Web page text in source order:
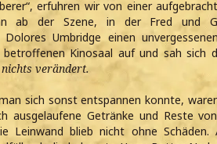
erfuhren wir von einer
ab der Szene, in der Fred und
Umbridge einen
Kinosaal auf und sah sich
verändert.
sich sonst entspannen konnte,
ausgelaufene Getränke und Reste
Leinwand blieb nicht ohne